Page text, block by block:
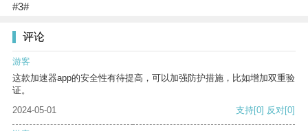
#3#
评论
游客
这款加速器app的安全性有待提高，可以加强防护措施，比如增加双重验
证。
2024-05-01
支持[0] 反对[0]